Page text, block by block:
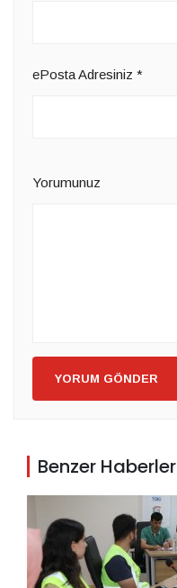
ePosta Adresiniz *
Yorumunuz
YORUM GÖNDER
Benzer Haberler